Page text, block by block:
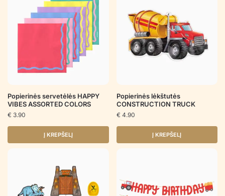
Popierinės servetėlės HAPPY
VIBES ASSORTED COLORS
€ 3.90
Į KREPŠELĮ
Popierinės lėkštutės
CONSTRUCTION TRUCK
€ 4.90
Į KREPŠELĮ